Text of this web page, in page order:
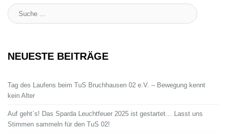
Suche
:
NEUESTE BEITRÄGE
Tag des Laufens beim TuS Bruchhausen 02 e.V. – Bewegung kennt
kein Alter
Auf geht`s! Das Sparda Leuchtfeuer 2025 ist gestartet… Lasst uns
Stimmen sammeln für den TuS 02!